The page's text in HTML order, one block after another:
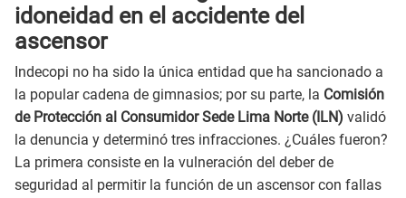
idoneidad en el accidente del
ascensor
Indecopi no ha sido la única entidad que ha sancionado a
la popular cadena de gimnasios; por su parte, la Comisión
de Protección al Consumidor Sede Lima Norte (ILN) validó
la denuncia y determinó tres infracciones. ¿Cuáles fueron?
La primera consiste en la vulneración del deber de
seguridad al permitir la función de un ascensor con fallas